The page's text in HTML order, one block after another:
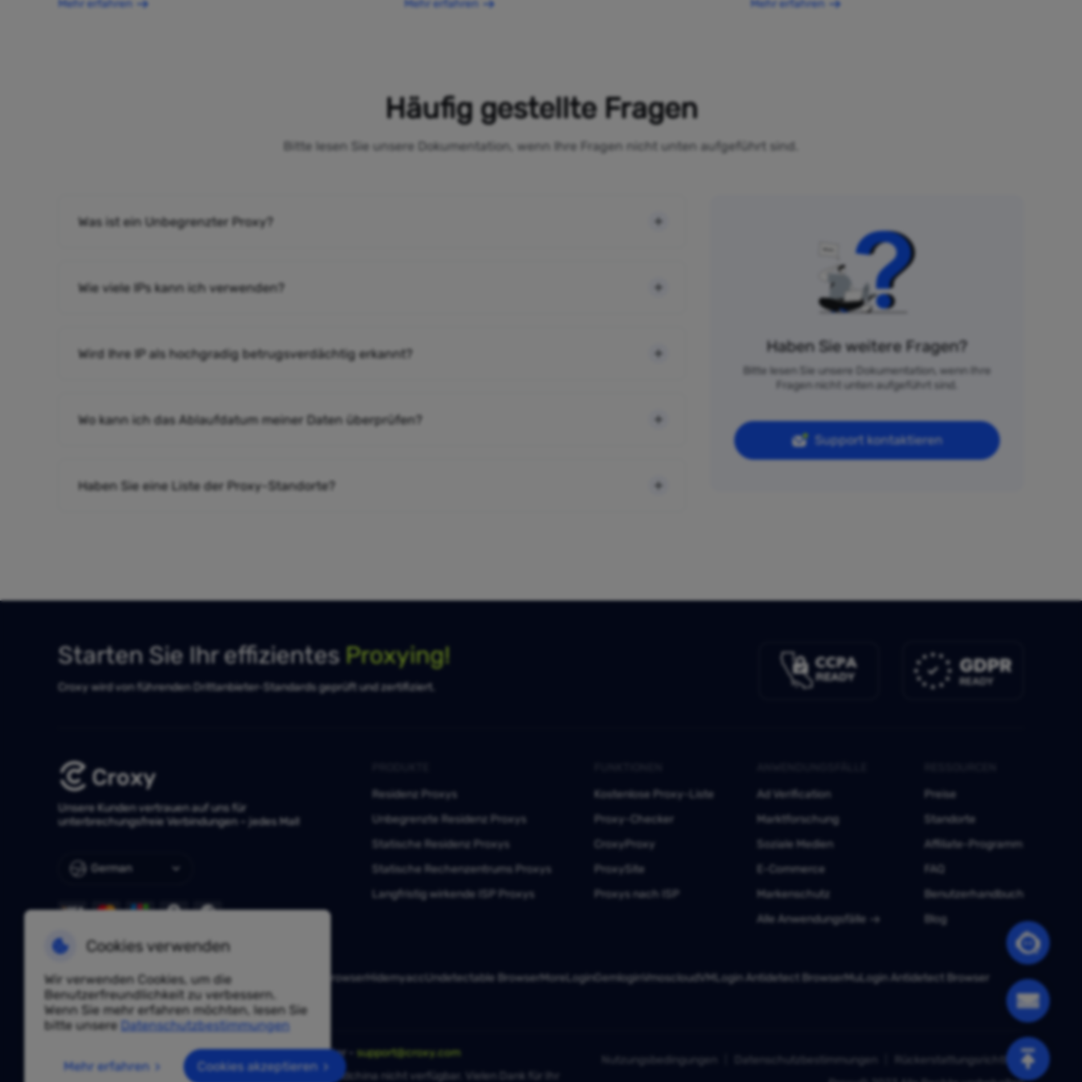
Mehr erfahren Mehr erfahren Mehr erfahren
Häufig gestellte Fragen
Bitte lesen Sie unsere Dokumentation, wenn Ihre Fragen nicht unten aufgeführt sind.
Was ist ein Unbegrenzter Proxy?
Wie viele IPs kann ich verwenden?
Wird Ihre IP als hochgradig betrugsverdächtig erkannt?
Wo kann ich das Ablaufdatum meiner Daten überprüfen?
Haben Sie eine Liste der Proxy-Standorte?
Haben Sie weitere Fragen?
Bitte lesen Sie unsere Dokumentation, wenn Ihre
Fragen nicht unten aufgeführt sind.
Support kontaktieren
Starten Sie Ihr effizientes Proxying!
Croxy wird von führenden Drittanbieter-Standards geprüft und zertifiziert.
Unsere Kunden vertrauen auf uns für
unterbrechungsfreie Verbindungen – jedes Mal!
German
Residenz Proxys
Unbegrenzte Residenz Proxys
Statische Residenz Proxys
Statische Rechenzentrums Proxys
Langfristig wirkende ISP Proxys
Kostenlose Proxy-Liste
Proxy-Checker
CroxyProxy
ProxySite
Proxys nach ISP
Ad Verification
Marktforschung
Soziale Medien
E-Commerce
Markenschutz
Alle Anwendungsfälle
Preise
Standorte
Affiliate-Programm
FAQ
Benutzerhandbuch
Blog
NÜTZLICHE LINKS
Huayang LingdongTKFFF AdsPower Vision BrowserHidemyacc Undetectable BrowserMoreLoginGemloginVmoscloud VMLogin Antidetect BrowserMuLogin Antidetect Browser
IPjianceVmoscloudSpiderBox
Haben Sie eine Frage? Fragen Sie unsere Experten unter - support@croxy.com
Aufgrund von Richtlinien ist dieser Service in Festlandchina nicht verfügbar. Vielen Dank für Ihr
Nutzungsbedingungen Datenschutzbestimmungen
Rückerstattungsrichtlinie
Cookies verwenden
Wir verwenden Cookies, um die
Benutzerfreundlichkeit zu verbessern.
Wenn Sie mehr erfahren möchten, lesen Sie
bitte unsere Datenschutzbestimmungen
Mehr erfahren Cookies akzeptieren